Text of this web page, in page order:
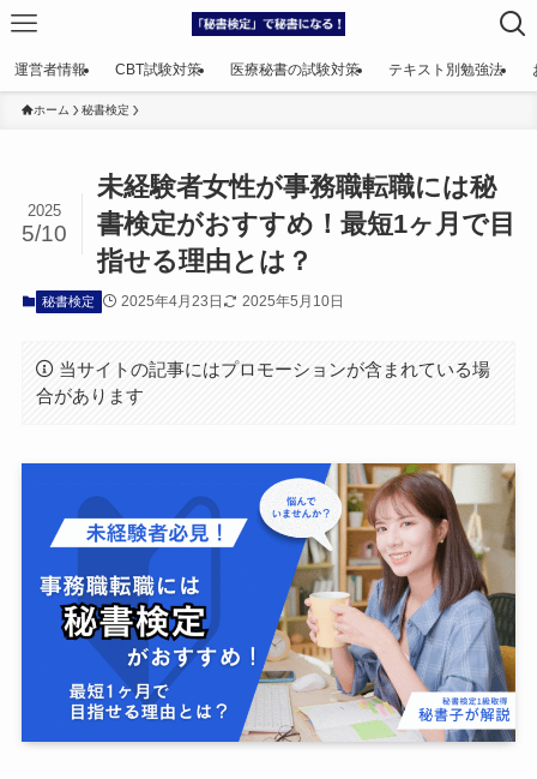
運営者情報 CBT試験対策 医療秘書の試験対策 テキスト別勉強法
ホーム 秘書検定
未経験者女性が事務職転職には秘
書検定がおすすめ！最短1ヶ月で目
指せる理由とは？
2025
5/10
秘書検定 2025年4月23日 2025年5月10日
当サイトの記事にはプロモーションが含まれている場
合があります